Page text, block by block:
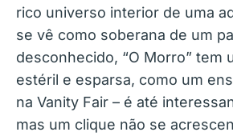
rico universo interior de uma
se vê como soberana de um
desconhecido, “O Morro” tem
estéril e esparsa, como um
na Vanity Fair – é até
mas um clique não se